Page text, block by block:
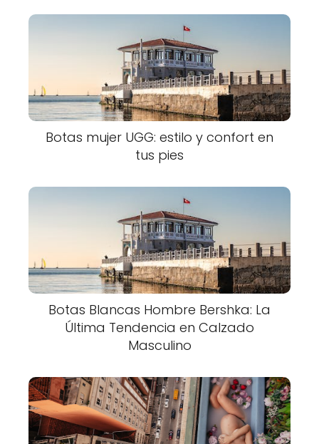
Botas mujer UGG: estilo y confort en
tus pies
Botas Blancas Hombre Bershka: La
Última Tendencia en Calzado
Masculino